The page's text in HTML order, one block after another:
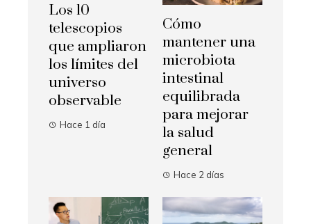
Los 10
telescopios
que ampliaron
los límites del
universo
observable
Hace 1 día
Cómo
mantener una
microbiota
intestinal
equilibrada
para mejorar
la salud
general
Hace 2 días